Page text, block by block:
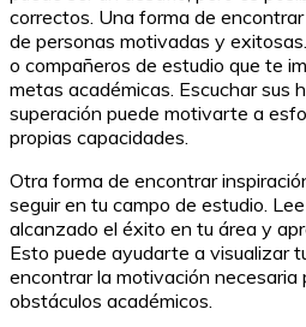
correctos. Una forma de
de personas motivadas y
o compañeros de estudio que te
metas académicas. Escuchar sus
superación puede motivarte a
propias capacidades.
Otra forma de encontrar
seguir en tu campo de estudio.
alcanzado el éxito en tu área y
Esto puede ayudarte a visualizar
encontrar la motivación necesaria
obstáculos académicos.